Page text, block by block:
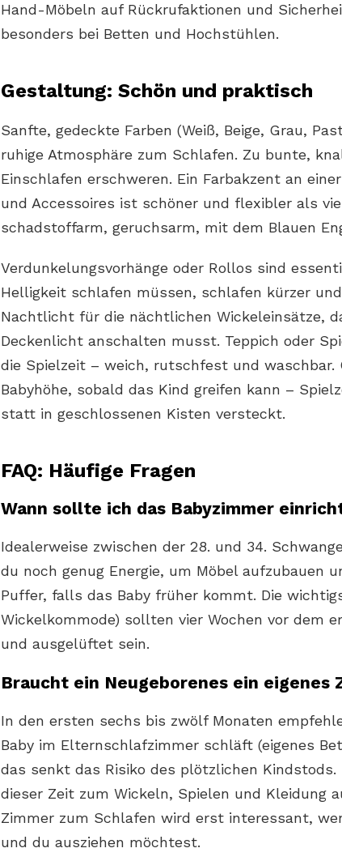
Hand-Möbeln auf Rückrufaktionen und
besonders bei Betten und Hochstühlen.
Gestaltung: Schön und praktisch
Sanfte, gedeckte Farben (Weiß, Beige, Grau,
ruhige Atmosphäre zum Schlafen. Zu bunte,
Einschlafen erschweren. Ein Farbakzent an
und Accessoires ist schöner und flexibler als
schadstoffarm, geruchsarm, mit dem Blauen
Verdunkelungsvorhänge oder Rollos sind
Helligkeit schlafen müssen, schlafen kürzer
Nachtlicht für die nächtlichen Wickeleinsätze,
Deckenlicht anschalten musst. Teppich oder
die Spielzeit – weich, rutschfest und waschbar.
Babyhöhe, sobald das Kind greifen kann –
statt in geschlossenen Kisten versteckt.
FAQ: Häufige Fragen
Wann sollte ich das Babyzimmer
Idealerweise zwischen der 28. und 34.
du noch genug Energie, um Möbel aufzubauen
Puffer, falls das Baby früher kommt. Die
Wickelkommode) sollten vier Wochen vor dem
und ausgelüftet sein.
Braucht ein Neugeborenes ein eigenes
In den ersten sechs bis zwölf Monaten
Baby im Elternschlafzimmer schläft (eigenes
das senkt das Risiko des plötzlichen Kindstods.
dieser Zeit zum Wickeln, Spielen und Kleidung
Zimmer zum Schlafen wird erst interessant,
und du ausziehen möchtest.